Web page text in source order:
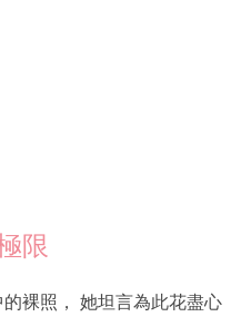
限
裸照， 她坦言為此花盡心